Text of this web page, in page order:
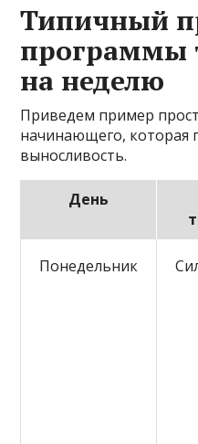
Типичный
программы
на неделю
Приведем пример
начинающего, которая
выносливость.
День
Понедельник